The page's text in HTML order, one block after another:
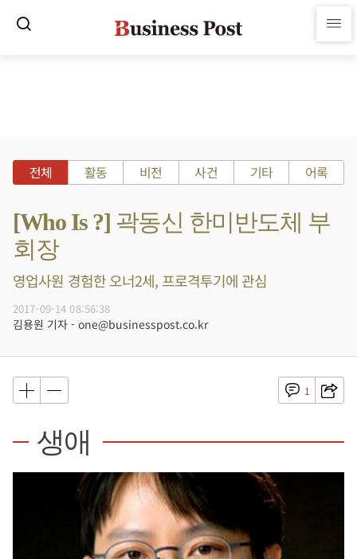
전체 활동 비전 사건 기타 어록
[Who Is ?] 곽동신 한미반도체 부
회장
영업사원 경험한 오너2세, 프로격투기에 관심
2017-09-14 08:56:38
김용원 기자 - one@businesspost.co.kr
1
생애